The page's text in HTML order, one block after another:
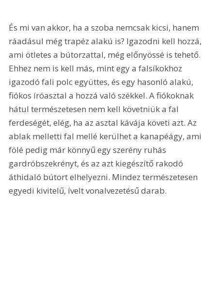
És mi van akkor, ha a szoba nemcsak kicsi, hanem
ráadásul még trapéz alakú is? Igazodni kell hozzá,
ami ötletes a bútorzattal, még előnyössé is tehető.
Ehhez nem is kell más, mint egy a falsíkokhoz
igazodó fali polc együttes, és egy hasonló alakú,
fiókos íróasztal a hozzá való székkel. A fiókoknak
hátul természetesen nem kell követniük a fal
ferdeségét, elég, ha az asztal kávája követi azt. Az
ablak melletti fal mellé kerülhet a kanapéágy, ami
fölé pedig már könnyű egy szerény ruhás
gardróbszekrényt, és az azt kiegészítő rakodó
áthidaló bútort elhelyezni. Mindez természetesen
egyedi kivitelű, ívelt vonalvezetésű darab.